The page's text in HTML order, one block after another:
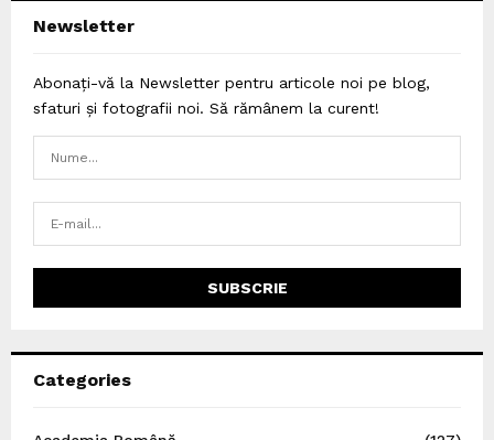
Newsletter
Abonați-vă la Newsletter pentru articole noi pe blog,
sfaturi și fotografii noi. Să rămânem la curent!
Categories